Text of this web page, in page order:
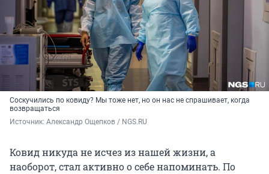
Соскучились по ковиду? Мы тоже нет, но он нас не спрашивает, когда
возвращаться
Источник: Александр Ощепков / NGS.RU
Ковид никуда не исчез из нашей жизни, а
наоборот, стал активно о себе напоминать. По